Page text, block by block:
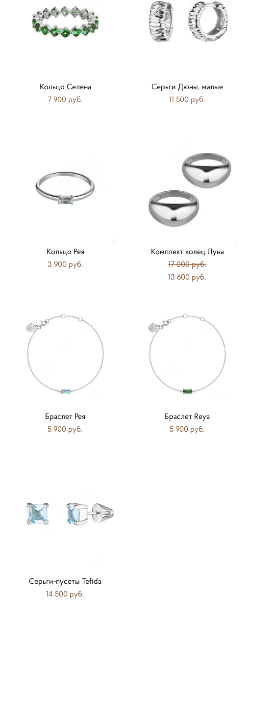
Кольцо Селена
7 900 pуб.
Серьги Дюны, малые
11 500 pуб.
Кольцо Рея
3 900 pуб.
Комплект колец Луна
17 000 pуб.
13 600 pуб.
Браслет Рея
5 900 pуб.
Браслет Reya
5 900 pуб.
Серьги-пусеты Tefida
14 500 pуб.